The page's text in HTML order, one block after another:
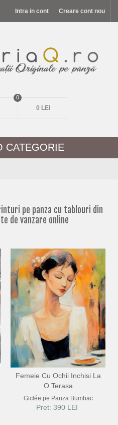
Intra in cont Creare cont nou
0
0 LEI
CATEGORIE
pe panza cu tablouri din
de vanzare online
Femeie Cu Ochii Inchisi La
O Terasa
Giclée pe Panza Bumbac
Pret: 390 LEI